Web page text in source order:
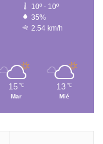
10º - 10º
35%
2.54 km/h
15 ℃
Mar
13 ℃
Mié